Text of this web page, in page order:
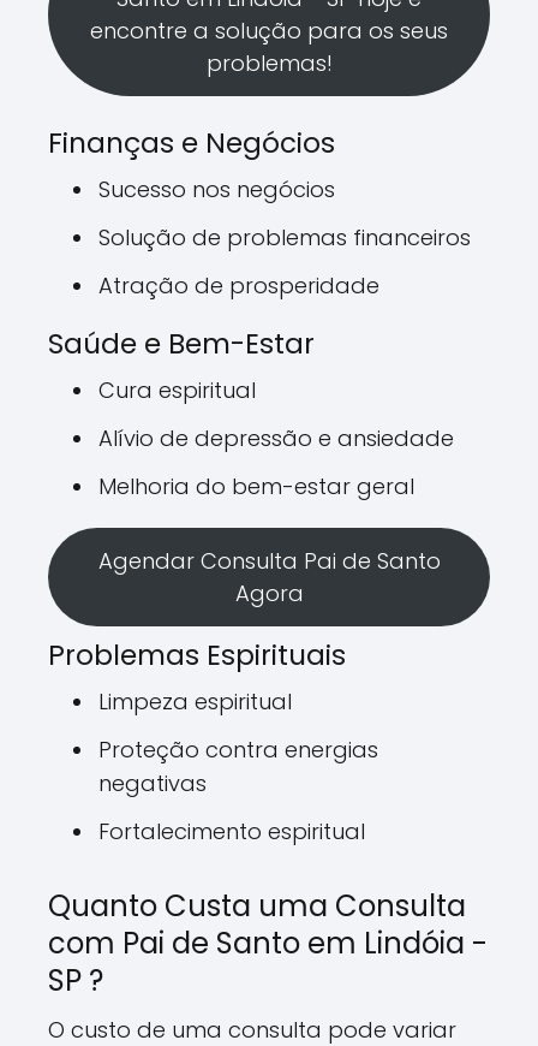
encontre a solução para os seus
problemas!
Finanças e Negócios
Sucesso nos negócios
Solução de problemas financeiros
Atração de prosperidade
Saúde e Bem-Estar
Cura espiritual
Alívio de depressão e ansiedade
Melhoria do bem-estar geral
Agendar Consulta Pai de Santo
Agora
Problemas Espirituais
Limpeza espiritual
Proteção contra energias
negativas
Fortalecimento espiritual
Quanto Custa uma Consulta
com Pai de Santo em Lindóia -
SP ?
O custo de uma consulta pode variar